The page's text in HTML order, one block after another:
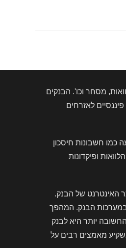
מסחר וכו'. הבנקים
לאזרחים
חשבונות חיסכון
ופיקדונות
האינטרנט של הבנק.
במערכות הבנק. המהפך
יותר היא לבנק
מאמצים רבים על